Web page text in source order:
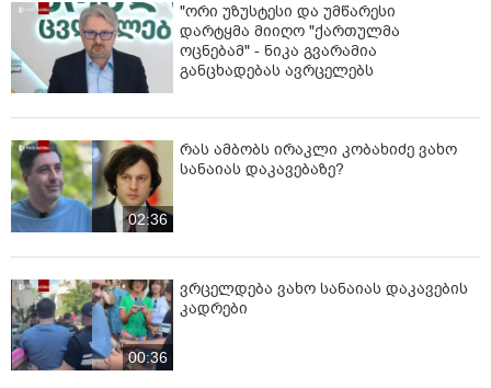
"ორი უზუსტესი და უმწარესი
დარტყმა მიიღო "ქართულმა
ოცნებამ" - ნიკა გვარამია
განცხადებას ავრცელებს
02:36
რას ამბობს ირაკლი კობახიძე ვახო
სანაიას დაკავებაზე?
00:36
ვრცელდება ვახო სანაიას დაკავების
კადრები